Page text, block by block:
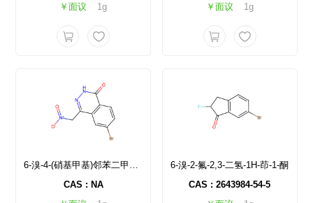
￥面议
1g
￥面议
1g
6-溴-4-(硝基甲基)邻苯二甲嗪-1(2H)-酮
CAS : NA
6-溴-2-氟-2,3-二氢-1H-茚-1-酮
CAS : 2643984-54-5